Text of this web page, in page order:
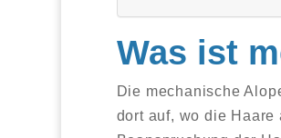
Was ist
Die mechanische
dort auf, wo die Haare